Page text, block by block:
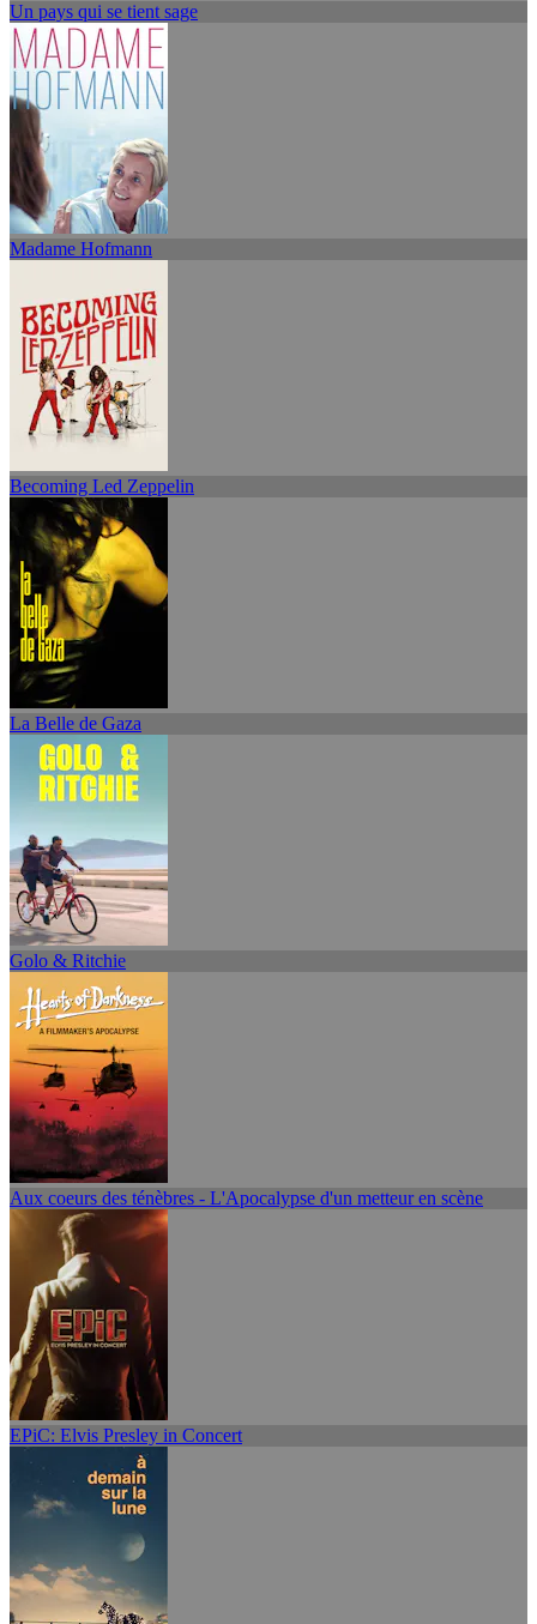
Un pays qui se tient sage
Madame Hofmann
Becoming Led Zeppelin
La Belle de Gaza
Golo & Ritchie
Aux coeurs des ténèbres - L'Apocalypse d'un metteur en scène
EPiC: Elvis Presley in Concert